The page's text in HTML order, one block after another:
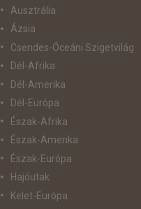
Ausztrália
Ázsia
Csendes-Óceáni Szigetvilág
Dél-Afrika
Dél-Amerika
Dél-Európa
Észak-Afrika
Észak-Amerika
Észak-Európa
Hajóutak
Kelet-Európa